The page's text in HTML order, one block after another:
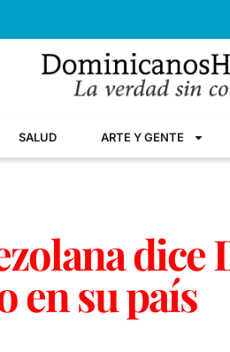
SALUD ARTE Y GENTE
dice
en su país